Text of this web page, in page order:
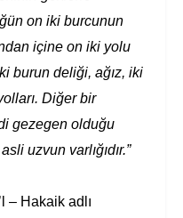
on iki burcunun
içine on iki yolu
burun deliği, ağız, iki
Diğer bir
gezegen olduğu
uzvun varlığıdır.”
– Hakaik adlı